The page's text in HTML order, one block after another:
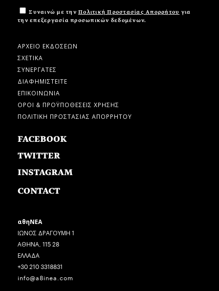
Συναινώ με την Πολιτική Προστασίας Απορρήτου για
την επεξεργασία προσωπικών δεδομένων.
ΑΡΧΕΙΟ ΕΚΔΟΣΕΩΝ
ΣΧΕΤΙΚΑ
ΣΥΝΕΡΓΑΤΕΣ
ΔΙΑΦΗΜΙΣΤΕΙΤΕ
ΕΠΙΚΟΙΝΩΝΙΑ
ΟΡΟΙ & ΠΡΟΫΠΟΘΕΣΕΙΣ ΧΡΗΣΗΣ
ΠΟΛΙΤΙΚΗ ΠΡΟΣΤΑΣΙΑΣ ΑΠΟΡΡΗΤΟΥ
FACEBOOK
TWITTER
INSTAGRAM
CONTACT
αθηΝΕΑ
ΙΩΝΟΣ ΔΡΑΓΟΥΜΗ 1
ΑΘΗΝΑ, 115 28
ΕΛΛΑΔΑ
+30 210 3318831
info@a8inea.com